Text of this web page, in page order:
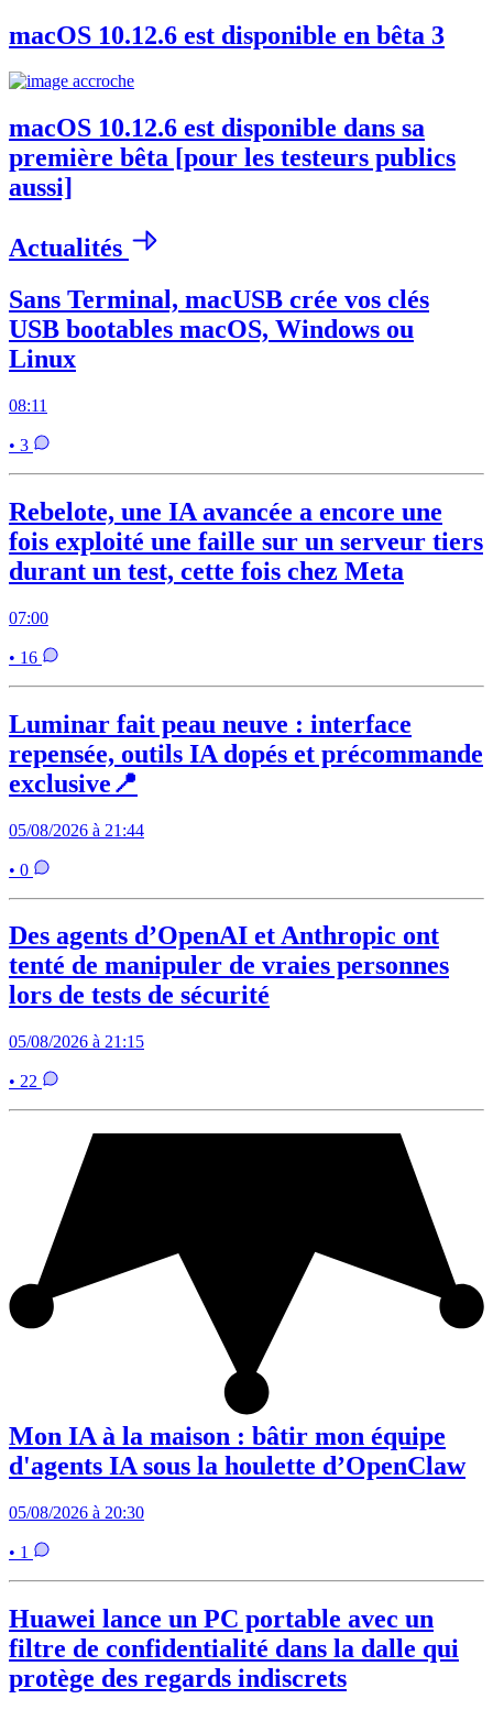
macOS 10.12.6 est disponible en bêta 3
macOS 10.12.6 est disponible dans sa
première bêta [pour les testeurs publics
aussi]
Actualités
Sans Terminal, macUSB crée vos clés
USB bootables macOS, Windows ou
Linux
08:11
• 3
Rebelote, une IA avancée a encore une
fois exploité une faille sur un serveur tiers
durant un test, cette fois chez Meta
07:00
• 16
Luminar fait peau neuve : interface
repensée, outils IA dopés et précommande
exclusive📍
05/08/2026 à 21:44
• 0
Des agents d’OpenAI et Anthropic ont
tenté de manipuler de vraies personnes
lors de tests de sécurité
05/08/2026 à 21:15
• 22
Mon IA à la maison : bâtir mon équipe
d'agents IA sous la houlette d’OpenClaw
05/08/2026 à 20:30
• 1
Huawei lance un PC portable avec un
filtre de confidentialité dans la dalle qui
protège des regards indiscrets